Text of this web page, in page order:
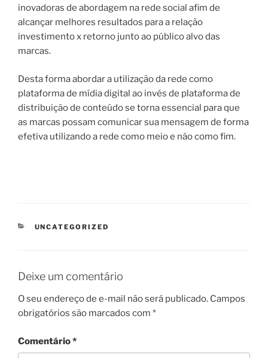
inovadoras de abordagem na rede social afim de
alcançar melhores resultados para a relação
investimento x retorno junto ao público alvo das
marcas.
Desta forma abordar a utilização da rede como
plataforma de mídia digital ao invés de plataforma de
distribuição de conteúdo se torna essencial para que
as marcas possam comunicar sua mensagem de forma
efetiva utilizando a rede como meio e não como fim.
CATEGORIAS
UNCATEGORIZED
Deixe um comentário
O seu endereço de e-mail não será publicado. Campos
obrigatórios são marcados com *
Comentário*